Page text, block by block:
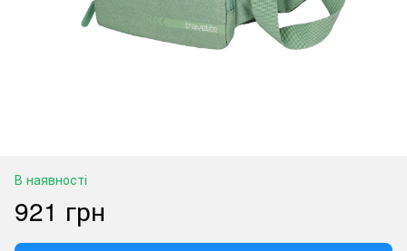
В наявності
921 грн